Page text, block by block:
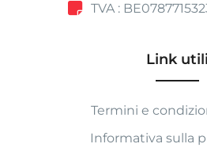
TVA :
Link utili
Termini e
Informativa sulla